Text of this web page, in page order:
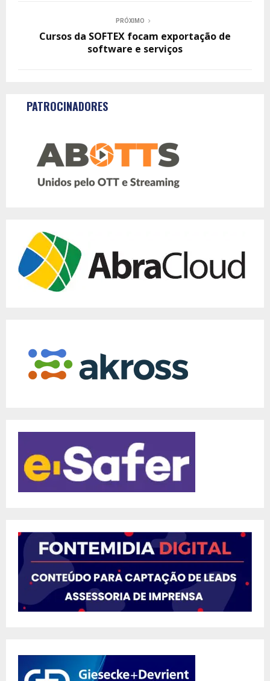
PRÓXIMO
Cursos da SOFTEX focam exportação de
software e serviços
PATROCINADORES